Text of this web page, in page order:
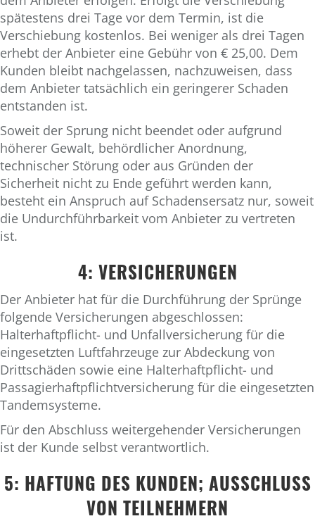
spätestens drei Tage vor dem Termin, ist die
Verschiebung kostenlos. Bei weniger als drei Tagen
erhebt der Anbieter eine Gebühr von € 25,00. Dem
Kunden bleibt nachgelassen, nachzuweisen, dass
dem Anbieter tatsächlich ein geringerer Schaden
entstanden ist.
Soweit der Sprung nicht beendet oder aufgrund
höherer Gewalt, behördlicher Anordnung,
technischer Störung oder aus Gründen der
Sicherheit nicht zu Ende geführt werden kann,
besteht ein Anspruch auf Schadensersatz nur, soweit
die Undurchführbarkeit vom Anbieter zu vertreten
ist.
4: VERSICHERUNGEN
Der Anbieter hat für die Durchführung der Sprünge
folgende Versicherungen abgeschlossen:
Halterhaftpflicht- und Unfallversicherung für die
eingesetzten Luftfahrzeuge zur Abdeckung von
Drittschäden sowie eine Halterhaftpflicht- und
Passagierhaftpflichtversicherung für die eingesetzten
Tandemsysteme.
Für den Abschluss weitergehender Versicherungen
ist der Kunde selbst verantwortlich.
5: HAFTUNG DES KUNDEN; AUSSCHLUSS
VON TEILNEHMERN